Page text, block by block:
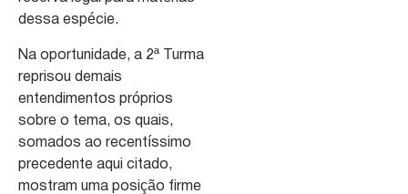
dessa espécie.
Na oportunidade, a 2ª Turma
reprisou demais
entendimentos próprios
sobre o tema, os quais,
somados ao recentíssimo
precedente aqui citado,
mostram uma posição firme